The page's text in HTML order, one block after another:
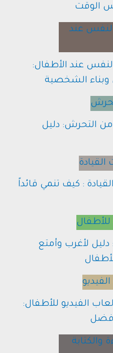
الوقت
عند الأطفال:
وبناء الشخصية
التحرش: دليل
: كيف تنمي قائداً
لأغرب وأمتع
الفيديو للأطفال: